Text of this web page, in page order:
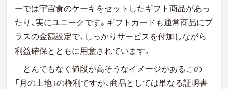
ーでは宇宙食のケーキをセットしたギフト商品があっ
たり、実にユニークです。ギフトカードも通常商品にプ
ラスの金額設定で、しっかりサービスを付加しながら
利益確保とともに用意されています。
とんでもなく値段が高そうなイメージがあるこの
「月の土地」の権利ですが、商品としては単なる証明書